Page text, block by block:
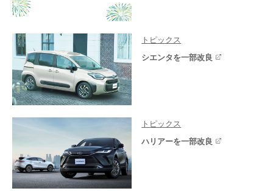
トピックス
シエンタを一部改良
トピックス
ハリアーを一部改良